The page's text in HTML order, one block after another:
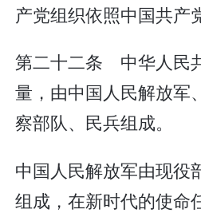
产党组织依照中国共产
第二十二条 中华人民
量，由中国人民解放军
察部队、民兵组成。
中国人民解放军由现役
组成，在新时代的使命